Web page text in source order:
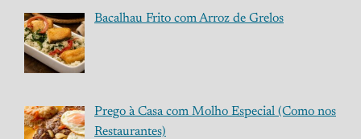
Bacalhau Frito com Arroz de Grelos
Prego à Casa com Molho Especial (Como nos
Restaurantes)